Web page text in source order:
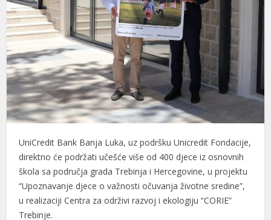
UniCredit Bank Banja Luka, uz podršku Unicredit Fondacije,
direktno će podržati učešće više od 400 djece iz osnovnih
škola sa područja grada Trebinja i Hercegovine, u projektu
“Upoznavanje djece o važnosti očuvanja životne sredine”,
u realizaciji Centra za održivi razvoj i ekologiju “CORIE”
Trebinje.